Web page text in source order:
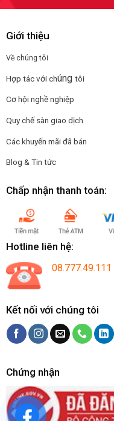
Giới thiệu
Về chúng tôi
Hợp tác với chúng tôi
Cơ hội nghề nghiệp
Quy chế sàn giao dịch
Các khuyến mãi đã bán
Blog & Tin tức
Chấp nhận thanh toán:
Hotline liên hệ:
08.777.49.111
Kết nối với chúng tôi
Chứng nhận